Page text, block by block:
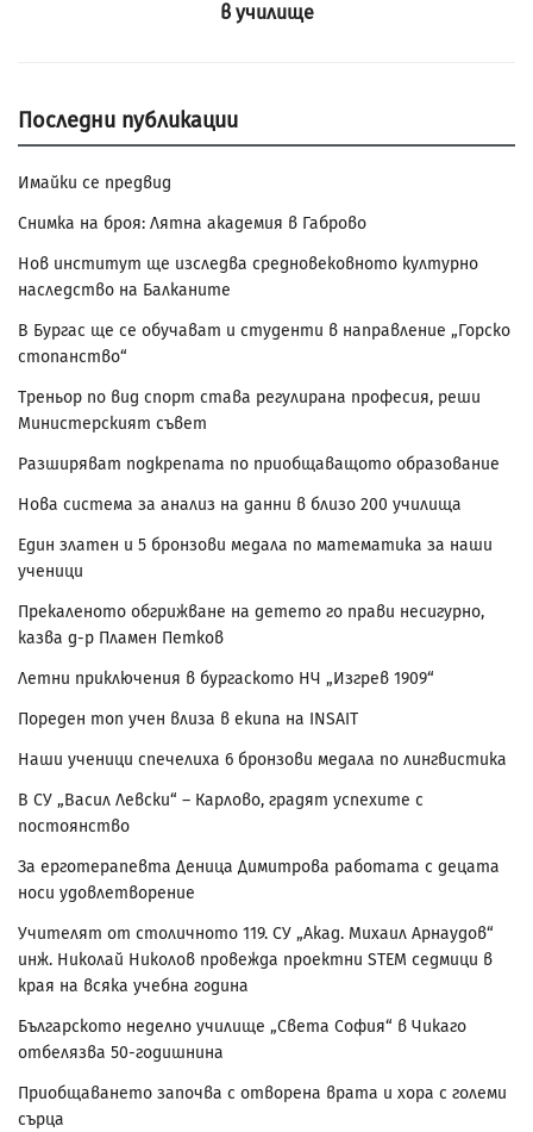
в училище
Последни публикации
Имайки се предвид
Снимка на броя: Лятна академия в Габрово
Нов институт ще изследва средновековното културно
наследство на Балканите
В Бургас ще се обучават и студенти в направление „Горско
стопанство“
Треньор по вид спорт става регулирана професия, реши
Министерският съвет
Разширяват подкрепата по приобщаващото образование
Нова система за анализ на данни в близо 200 училища
Един златен и 5 бронзови медала по математика за наши
ученици
Прекаленото обгрижване на детето го прави несигурно,
казва д-р Пламен Петков
Летни приключения в бургаското НЧ „Изгрев 1909“
Пореден топ учен влиза в екипа на INSAIT
Наши ученици спечелиха 6 бронзови медала по лингвистика
В СУ „Васил Левски“ – Карлово, градят успехите с
постоянство
За ерготерапевта Деница Димитрова работата с децата
носи удовлетворение
Учителят от столичното 119. СУ „Акад. Михаил Арнаудов“
инж. Николай Николов провежда проектни STEM седмици в
края на всяка учебна година
Българското неделно училище „Света София“ в Чикаго
отбелязва 50-годишнина
Приобщаването започва с отворена врата и хора с големи
сърца